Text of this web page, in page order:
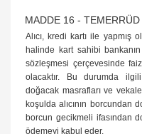
MADDE 16 -
Alıcı, kredi kartı ile yapmış
halinde kart sahibi
sözleşmesi çerçevesinde
olacaktır. Bu durumda
doğacak masrafları ve
koşulda alıcının borcundan
borcun gecikmeli ifasından
ödemeyi kabul eder.